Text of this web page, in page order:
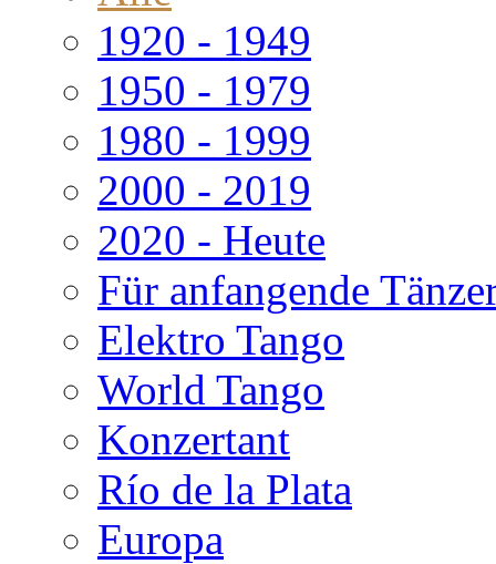
1920 - 1949
1950 - 1979
1980 - 1999
2000 - 2019
2020 - Heute
Für anfangende
Elektro Tango
World Tango
Konzertant
Río de la Plata
Europa